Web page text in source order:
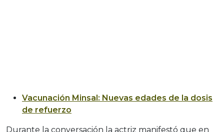
Vacunación Minsal: Nuevas edades de la dosis
de refuerzo
Durante la conversación la actriz manifestó que en